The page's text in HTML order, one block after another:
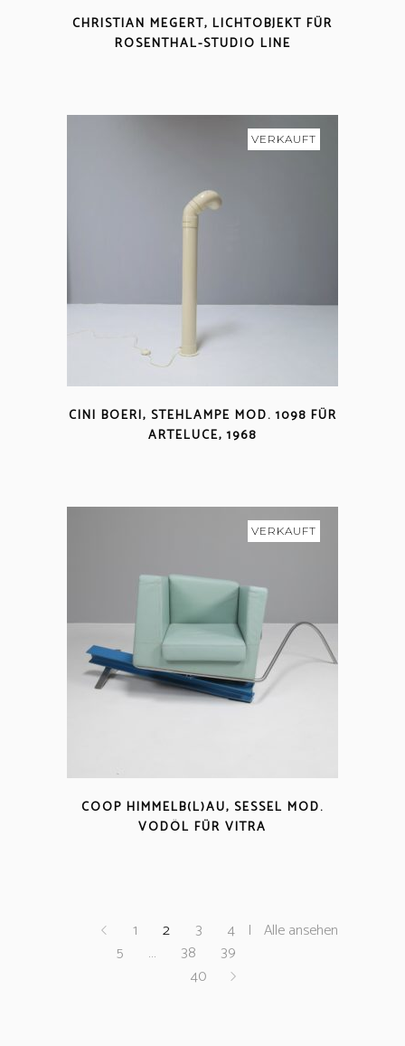
CHRISTIAN MEGERT, LICHTOBJEKT FÜR
ROSENTHAL-STUDIO LINE
VERKAUFT
CINI BOERI, STEHLAMPE MOD. 1098 FÜR
ARTELUCE, 1968
VERKAUFT
COOP HIMMELB(L)AU, SESSEL MOD.
VODÖL FÜR VITRA
1 2 3
4
5
… 38
39
40
Alle ansehen